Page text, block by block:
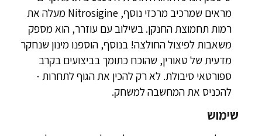
מראים שמרכיב מרכזי נוסף, Nitrosigine מעלה את
רמות תחמוצת החנקן. בשילוב עם עוזרר, הוא מספק
משאבות לפיצול החולצה! בנוסף, הוספנו מינון שנחקר
מדעית של טאורין, שהוכח כתומך בביצועים בקרב
ספורטאי סיבולת. לא רק להכין את הגוף לתחרות -
להכניס את המחשבה למשחק.
שימוש